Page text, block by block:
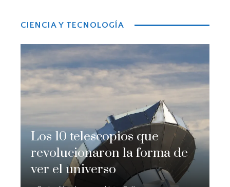
CIENCIA Y TECNOLOGÍA
Los 10 telescopios que
revolucionaron la forma de
ver el universo